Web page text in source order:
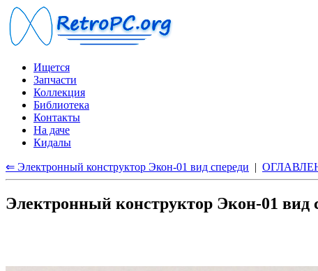
Ищется
Запчасти
Коллекция
Библиотека
Контакты
На даче
Кидалы
⇐ Электронный конструктор Экон-01 вид спереди |
Электронный конструктор Экон-01 вид